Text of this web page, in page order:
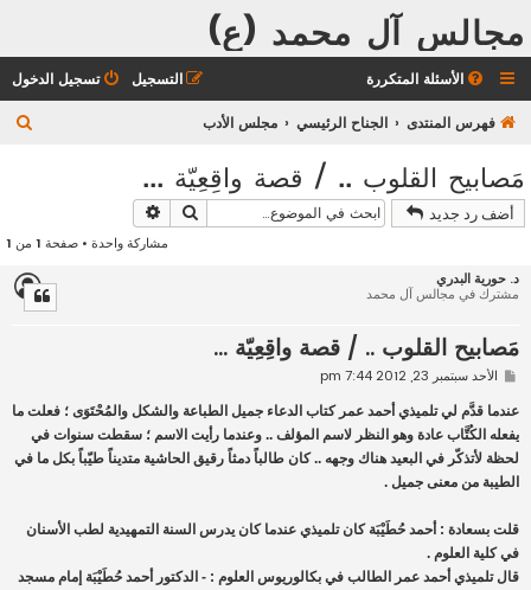
مجالس آل محمد (ع)
الأسئلة المتكررة تسجيل الدخول التسجيل
فهرس المنتدى الجناح الرئيسي مجلس الأدب
مَصابيح القلوب .. / قصة واقِعِيّة ...
أضف رد جديد بحث
مشاركة واحدة • صفحة 1 من 1
د. حورية البدري
مشترك في مجالس آل محمد
مَصابيح القلوب .. / قصة واقِعِيّة ...
م
ا
ر
ك
ة
الأحد سبتمبر 23, 2012 7:44 pm
عندما قدَّم لي تلميذي أحمد عمر كتاب الدعاء جميل الطباعة والشكل والمُحْتَوَى ؛ فعلت ما
يفعله الكُتَّاب عادة وهو النظر لاسم المؤلف .. وعندما رأيت الاسم ؛ سقطت سنوات في
لحظة لأتذكّر في البعيد هناك وجهه .. كان طالباً دمثاً رقيق الحاشية متديناً طيّباً بكل ما في
الطيبة من معنى جميل .
قلت بسعادة : أحمد حُطَيْبَة كان تلميذي عندما كان يدرس السنة التمهيدية لطب الأسنان
في كلية العلوم .
قال تلميذي أحمد عمر الطالب في بكالوريوس العلوم : - الدكتور أحمد حُطَيْبَة إمام مسجد